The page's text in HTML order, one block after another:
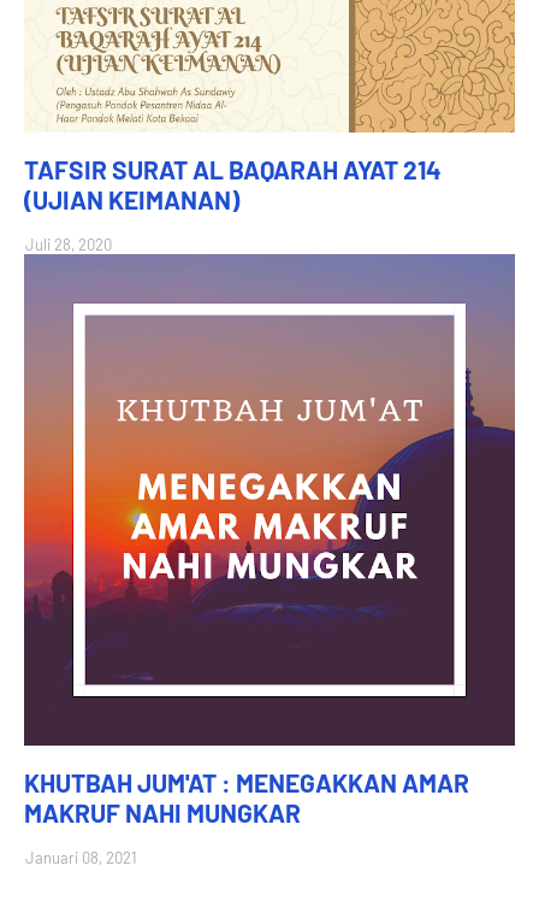
TAFSIR SURAT AL BAQARAH AYAT 214
(UJIAN KEIMANAN)
Juli 28, 2020
KHUTBAH JUM'AT : MENEGAKKAN AMAR
MAKRUF NAHI MUNGKAR
Januari 08, 2021